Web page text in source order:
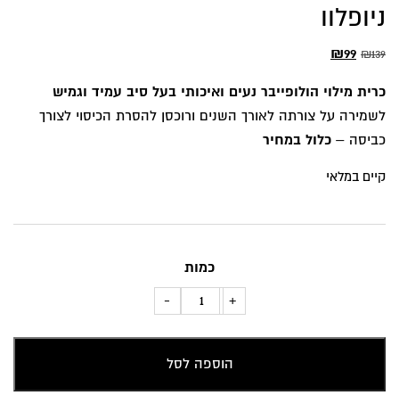
ניופלוו
₪139
המחיר
היה:
₪139.
₪99
הוא:
₪99.
כרית מילוי הולופייבר נעים ואיכותי בעל סיב עמיד וגמיש
לשמירה על צורתה לאורך השנים ורוכסן להסרת הכיסוי לצורך
כביסה – כלול במחיר
קיים במלאי
כמות
+
כמות
נוי
פרחונית
-
הוספה לסל